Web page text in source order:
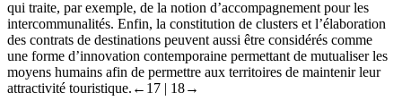
qui traite, par exemple, de la notion d’accompagnement pour les
intercommunalités. Enfin, la constitution de clusters et l’élaboration
des contrats de destinations peuvent aussi être considérés comme
une forme d’innovation contemporaine permettant de mutualiser les
moyens humains afin de permettre aux territoires de maintenir leur
attractivité touristique. ←17 | 18→